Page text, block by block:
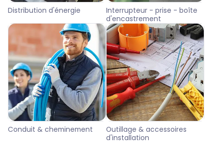
Distribution d'énergie
Interrupteur - prise - boîte
d'encastrement
Conduit & cheminement
Outillage & accessoires
d'installation